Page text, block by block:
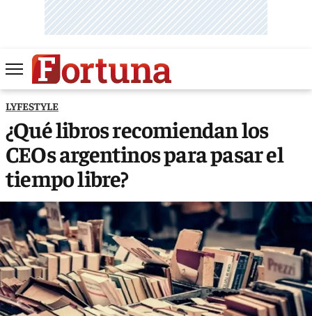
LYFESTYLE
¿Qué libros recomiendan los
CEOs argentinos para pasar el
tiempo libre?